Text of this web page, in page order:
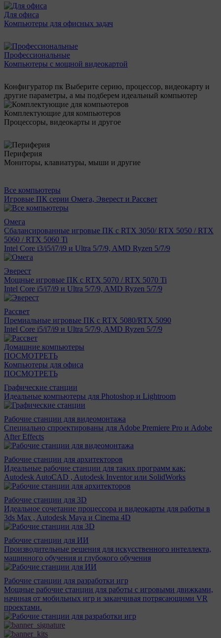
Для офиса
Компьютеры для офисных задач
Профессиональные
Компьютеры с мощной видеокартой
Конфигуратор пк Выберите серию, процессор, видеокарту и
другие параметры, а мы подберем идеальный компьютер
Комплектующие для компьютеров
Процессоры, видеокарты и другое
Периферия
Мониторы, клавиатуры, мыши и другие
Все компьютеры
Игровые ПК серии Омега, Эверест и Рассвет
Омега
Сбалансированные игровые ПК с RTX 3050/ RTX 5050 / RTX
5060 / RTX 5060 Ti
Intel Core i3/i5/i7/i9 и Ultra 5/7/9, AMD Ryzen 5/7/9
Эверест
Мощные игровые ПК с RTX 5070 / RTX 5070 Ti
Intel Core i5/i7/i9 и Ultra 5/7/9, AMD Ryzen 5/7/9
Рассвет
Премиальные игровые ПК с RTX 5080/RTX 5090
Intel Core i5/i7/i9 и Ultra 5/7/9, AMD Ryzen 5/7/9
Домашние компьютеры
ПОСМОТРЕТЬ
Компьютеры для офиса
ПОСМОТРЕТЬ
Графические станции
Идеальные компьютеры для Photoshop и Lightroom
Рабочие станции для видеомонтажа
Специально спроектированы для Adobe Premiere Pro и Adobe
After Effects
Рабочие станции для архитекторов
Идеальные рабочие станции для таких программ как:
Autodesk AutoCAD , Autodesk Inventor или SolidWorks
Рабочие станции для 3D
Идеальное сочетание процессора и видеокарты для работы в
3ds Max , Autodesk Maya и Cinema 4D
Рабочие станции для ИИ
Производительные решения для искусственного интеллекта,
машинного обучения и глубокого обучения
Рабочие станции для разработки игр
Мощные рабочие станции для работы с игровыми движками,
начиная от мобильных игр и заканчивая потрясающими VR
проектами.